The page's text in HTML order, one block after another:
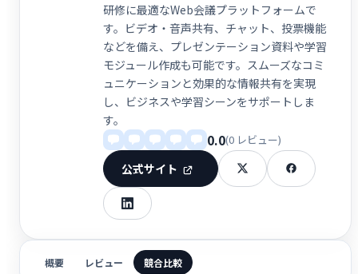
研修に最適なWeb会議プラットフォームで
す。ビデオ・音声共有、チャット、投票機能
などを備え、プレゼンテーション資料や学習
モジュール作成も可能です。スムーズなコミ
ュニケーションと効果的な情報共有を実現
し、ビジネスや学習シーンをサポートしま
す。
0.0(0 レビュー)
公式サイト
概要 レビュー 競合比較